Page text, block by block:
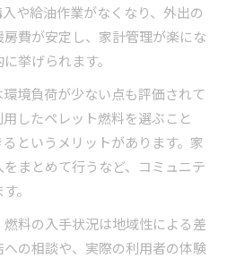
や給油作業がなくなり、外出の
費が安定し、家計管理が楽にな
挙げられます。
境負荷が少ない点も評価されて
したペレット燃料を選ぶこと
というメリットがあります。家
まとめて行うなど、コミュニテ
。
料の入手状況は地域性による差
の相談や、実際の利用者の体験